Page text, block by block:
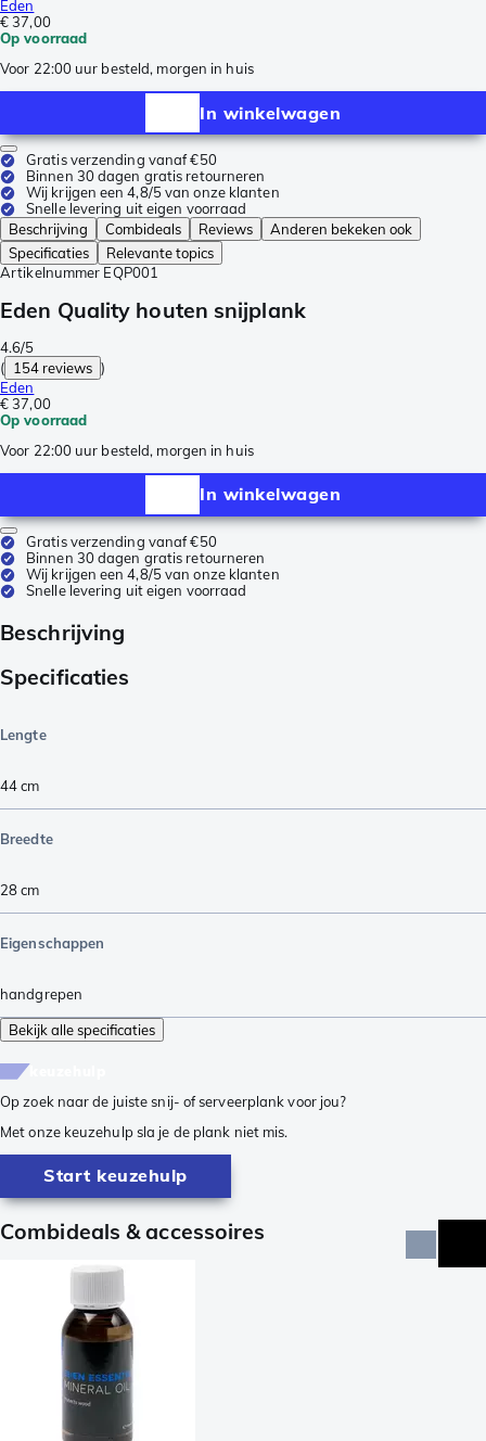
Eden
€ 37,00
Op voorraad
Voor 22:00 uur besteld, morgen in huis
In winkelwagen
Gratis verzending vanaf €50
Binnen 30 dagen gratis retourneren
Wij krijgen een 4,8/5 van onze klanten
Snelle levering uit eigen voorraad
Beschrijving
Combideals Reviews
Anderen bekeken ook
Specificaties
Relevante topics
Artikelnummer EQP001
Eden Quality houten snijplank
4.6/5
( 154 reviews )
Eden
€ 37,00
Op voorraad
Voor 22:00 uur besteld, morgen in huis
In winkelwagen
Gratis verzending vanaf €50
Binnen 30 dagen gratis retourneren
Wij krijgen een 4,8/5 van onze klanten
Snelle levering uit eigen voorraad
Beschrijving
Specificaties
Lengte
44cm
Breedte
28cm
Eigenschappen
handgrepen
Bekijk alle specificaties
Op zoek naar de juiste snij- of serveerplank voor jou?
Met onze keuzehulp sla je de plank niet mis.
Start keuzehulp
Combideals & accessoires